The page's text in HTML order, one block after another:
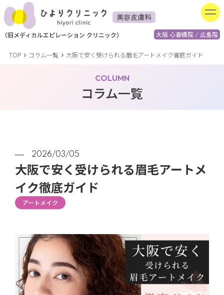
美容皮膚科
大阪 心斎橋院 / 広島院
（旧メディカルエピレーション クリニック）
TOP コラム一覧 大阪で安く受けられる眉毛アートメイク徹底ガイド
COLUMN
コラム一覧
2026/03/05
大阪で安く受けられる眉毛アートメ
イク徹底ガイド
アートメイク